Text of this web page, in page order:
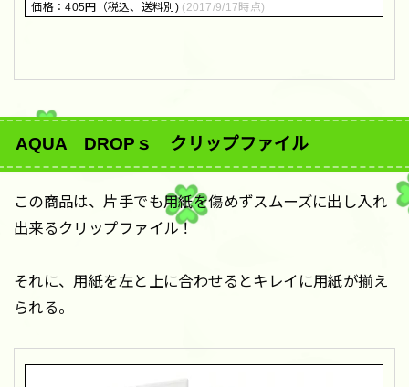
価格：405円（税込、送料別) (2017/9/17時点)
AQUA DROPｓ クリップファイル
この商品は、片手でも用紙を傷めずスムーズに出し入れ
出来るクリップファイル！
それに、用紙を左と上に合わせるとキレイに用紙が揃え
られる。